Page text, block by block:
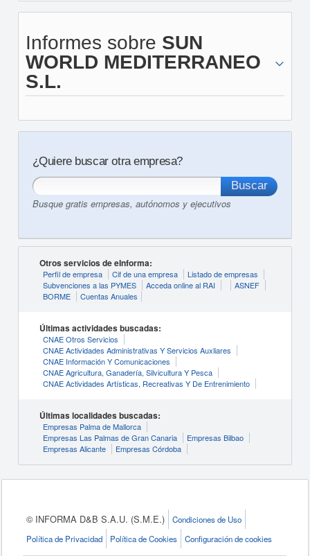
Informes sobre SUN
WORLD MEDITERRANEO
S.L.
¿Quiere buscar otra empresa?
Busque gratis empresas, autónomos y ejecutivos
Otros servicios de eInforma:
Perfil de empresa Cif de una empresa
Listado de empresas
Subvenciones a las PYMES
Acceda online al RAI
ASNEF
BORME
Cuentas Anuales
Últimas actividades buscadas:
CNAE Otros Servicios
CNAE Actividades Administrativas Y Servicios Auxliares
CNAE Información Y Comunicaciones
CNAE Agricultura, Ganadería, Silvicultura Y Pesca
CNAE Actividades Artísticas, Recreativas Y De Entrenimiento
Últimas localidades buscadas:
Empresas Palma de Mallorca
Empresas Las Palmas de Gran Canaria
Empresas Bilbao
Empresas Alicante
Empresas Córdoba
© INFORMA D&B S.A.U. (S.M.E.)
Condiciones de Uso
Política de Privacidad
Política de Cookies Configuración de cookies